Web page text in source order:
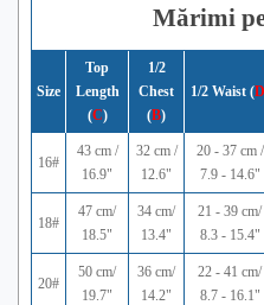
Mărimi
Size
Top
Length
(C)
1/2
Chest
(B)
1/2 Waist (D
16#
43 cm /
16.9"
32 cm /
12.6"
20 - 37 cm /
7.9 - 14.6"
18#
47 cm/
18.5"
34 cm/
13.4"
21 - 39 cm/
8.3 - 15.4"
20#
50 cm/
19.7"
36 cm/
14.2"
22 - 41 cm/
8.7 - 16.1"